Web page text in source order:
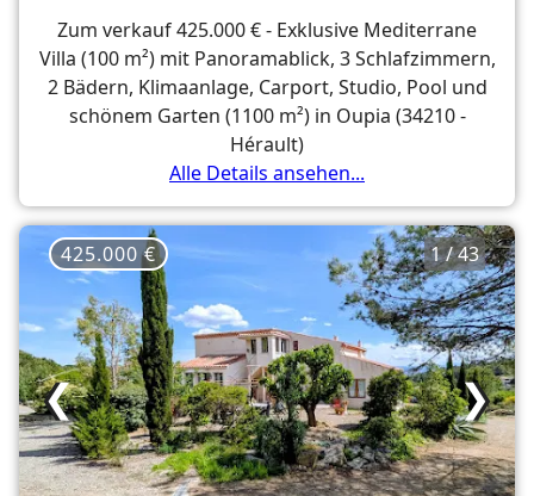
Zum verkauf 425.000 € - Exklusive Mediterrane
Villa (100 m²) mit Panoramablick, 3 Schlafzimmern,
2 Bädern, Klimaanlage, Carport, Studio, Pool und
schönem Garten (1100 m²) in Oupia (34210 -
Hérault)
Alle Details ansehen...
1 / 43
❯
❮
425.000 €